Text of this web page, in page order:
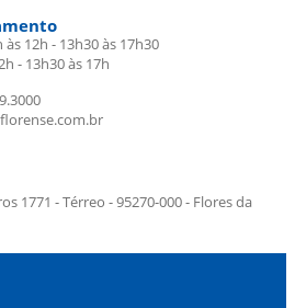
12h - 13h30 às 17h30
- 13h30 às 17h
1771 - Térreo - 95270-000 - Flores da